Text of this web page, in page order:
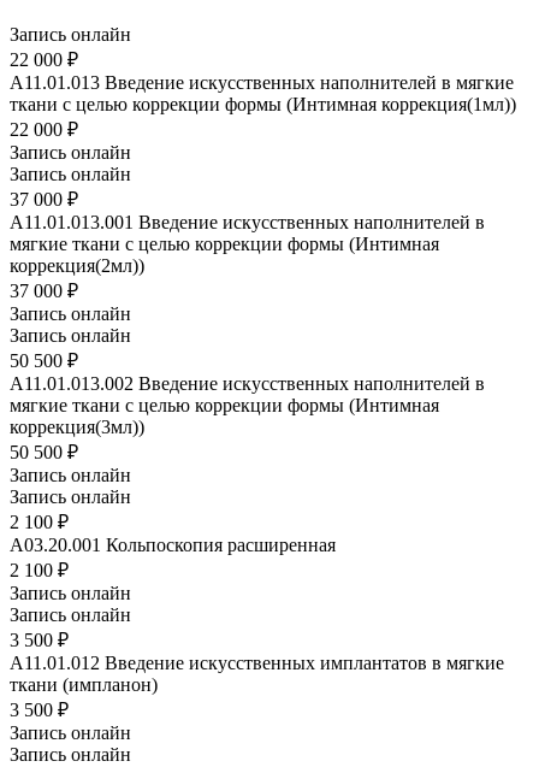
Запись онлайн
22 000 ₽
A11.01.013 Введение искусственных наполнителей в мягкие
ткани с целью коррекции формы (Интимная коррекция(1мл))
22 000 ₽
Запись онлайн
Запись онлайн
37 000 ₽
A11.01.013.001 Введение искусственных наполнителей в
мягкие ткани с целью коррекции формы (Интимная
коррекция(2мл))
37 000 ₽
Запись онлайн
Запись онлайн
50 500 ₽
A11.01.013.002 Введение искусственных наполнителей в
мягкие ткани с целью коррекции формы (Интимная
коррекция(3мл))
50 500 ₽
Запись онлайн
Запись онлайн
2 100 ₽
A03.20.001 Кольпоскопия расширенная
2 100 ₽
Запись онлайн
Запись онлайн
3 500 ₽
A11.01.012 Введение искусственных имплантатов в мягкие
ткани (импланон)
3 500 ₽
Запись онлайн
Запись онлайн